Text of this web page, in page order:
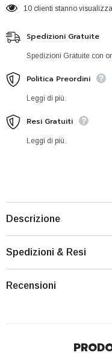
10 clienti stanno
Spedizioni Gratuite
Spedizioni Gratuite con
Politica Preordini
Leggi di più.
Resi Gratuiti
Leggi di più.
Descrizione
Spedizioni & Resi
Recensioni